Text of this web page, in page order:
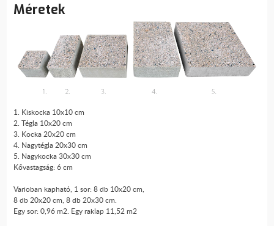
Méretek
1. Kiskocka 10x10 cm
2. Tégla 10x20 cm
3. Kocka 20x20 cm
4. Nagytégla 20x30 cm
5. Nagykocka 30x30 cm
Kővastagság: 6 cm
Varioban kapható, 1 sor: 8 db 10x20 cm,
8 db 20x20 cm, 8 db 20x30 cm.
Egy sor: 0,96 m2. Egy raklap 11,52 m2